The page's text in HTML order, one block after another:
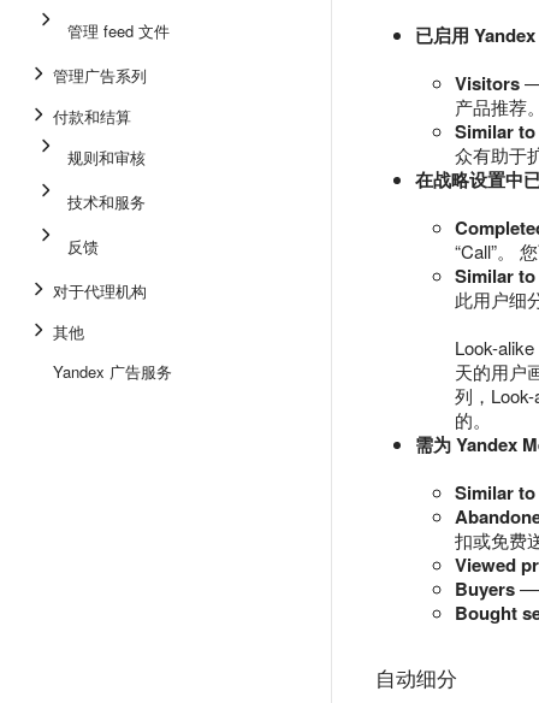
管理 feed 文件
管理广告系列
付款和结算
规则和审核
技术和服务
反馈
对于代理机构
其他
Yandex 广告服务
已启用
Visitors
产品推荐
Similar
众有助于
在战略设置中
“Call”。
Similar
此用户细
Look-
天的用户
列，
的。
需为 Yandex
Similar
扣或免费
Viewed
Buyers
Bought
自动细分